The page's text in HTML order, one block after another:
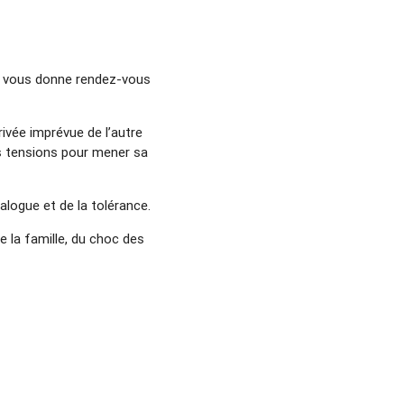
donne rendez-vous
imprévue de l’autre
tensions pour mener sa
et de la tolérance.
la famille, du choc des